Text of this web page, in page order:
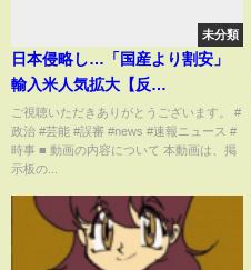
未分類
日本侵略し…「国産より割安」
輸入米人気拡大【反
応/2ch/5ch】
ご視聴いただきありがとうございます。 #
政治 #芸能 #誤審 #news #速報ニュース #
時事 ■ 動画の内容について 本動画は、掲
示板の...